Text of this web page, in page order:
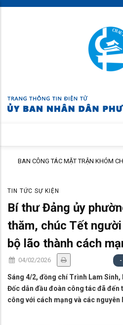
Skip
BAN CÔNG TÁC MẶT TRẬN KHÓM
TIN TỨC SỰ KIỆN
Bí thư Đảng ủy
thăm, chúc Tết
bộ lão thành cách
04/02/2026 -
Sáng 4/2, đồng chí Trình Lam Sinh,
Đốc dẫn đầu đoàn công tác đã đến
công với cách mạng và các nguyên